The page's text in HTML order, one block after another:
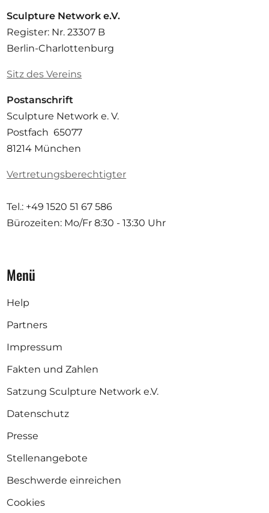
Sculpture Network e.V.
Register: Nr. 23307 B
Berlin-Charlottenburg
Sitz des Vereins
Postanschrift
Sculpture Network e. V.
Postfach 65077
81214 München
Vertretungsberechtigter
Tel.: +49 1520 51 67 586
Bürozeiten: Mo/Fr 8:30 - 13:30 Uhr
Menü
Help
Partners
Impressum
Fakten und Zahlen
Satzung Sculpture Network e.V.
Datenschutz
Presse
Stellenangebote
Beschwerde einreichen
Cookies